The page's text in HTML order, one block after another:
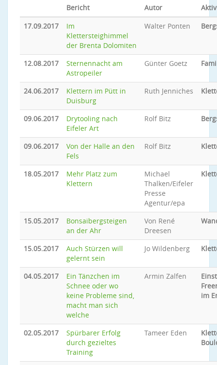
Bericht Autor
17.09.2017
Im
Klettersteighimmel
der Brenta Dolomiten
Walter Ponten
12.08.2017
Sternennacht am
Astropeiler
Günter Goetz
24.06.2017
Klettern im Pütt in
Duisburg
Ruth Jenniches
09.06.2017
Drytooling nach
Eifeler Art
Rolf Bitz
09.06.2017
Von der Halle an den
Fels
Rolf Bitz
18.05.2017
Mehr Platz zum
Klettern
Michael
Thalken/Eifeler
Presse
Agentur/epa
15.05.2017
Bonsaibergsteigen
an der Ahr
Von René
Dreesen
15.05.2017
Auch Stürzen will
gelernt sein
Jo Wildenberg
04.05.2017
Ein Tänzchen im
Schnee oder wo
keine Probleme sind,
macht man sich
welche
Armin Zalfen
im
02.05.2017
Spürbarer Erfolg
durch gezieltes
Training
Tameer Eden